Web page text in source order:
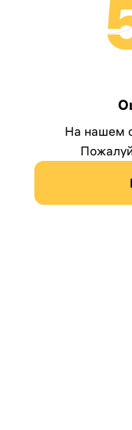
На нашем